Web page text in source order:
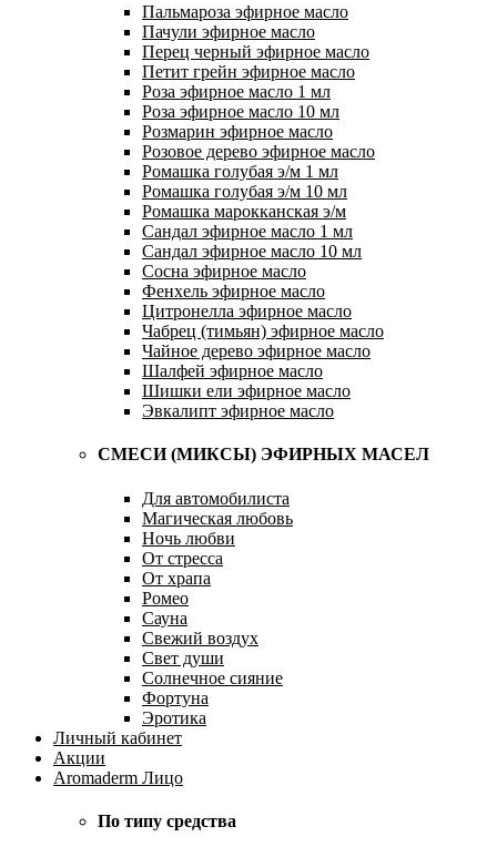
Пальмароза эфирное масло
Пачули эфирное масло
Перец черный эфирное масло
Петит грейн эфирное масло
Роза эфирное масло 1 мл
Роза эфирное масло 10 мл
Розмарин эфирное масло
Розовое дерево эфирное масло
Ромашка голубая э/м 1 мл
Ромашка голубая э/м 10 мл
Ромашка марокканская э/м
Сандал эфирное масло 1 мл
Сандал эфирное масло 10 мл
Сосна эфирное масло
Фенхель эфирное масло
Цитронелла эфирное масло
Чабрец (тимьян) эфирное масло
Чайное дерево эфирное масло
Шалфей эфирное масло
Шишки ели эфирное масло
Эвкалипт эфирное масло
СМЕСИ (МИКСЫ) ЭФИРНЫХ МАСЕЛ
Для автомобилиста
Магическая любовь
Ночь любви
От стресса
От храпа
Ромео
Сауна
Свежий воздух
Свет души
Солнечное сияние
Фортуна
Эротика
Личный кабинет
Акции
Aromaderm Лицо
По типу средства